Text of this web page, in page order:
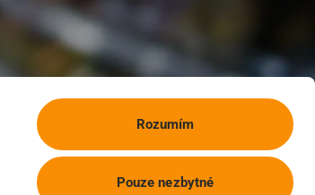
Rozumím
Pouze nezbytné